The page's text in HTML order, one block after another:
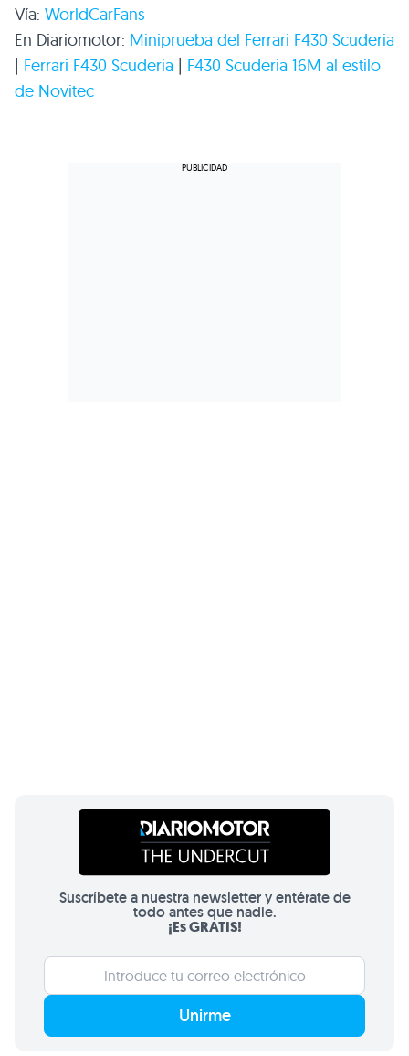
Vía: WorldCarFans
En Diariomotor: Miniprueba del Ferrari F430 Scuderia
| Ferrari F430 Scuderia | F430 Scuderia 16M al estilo
de Novitec
Suscríbete a nuestra newsletter y entérate de
todo antes que nadie.
¡Es GRATIS!
Unirme